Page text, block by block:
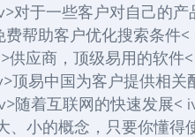
于一些客户对自己的
帮助客户优化搜索条件
供应商 ，顶级易用的软件
顶易中国为客户提供相
随着互联网的快速发展<
小的概念，只要你懂得